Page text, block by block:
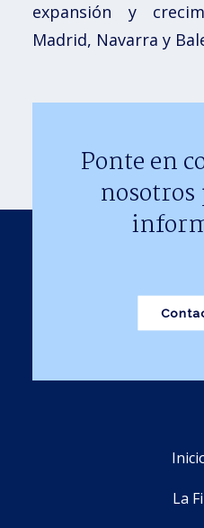
expansión y
Madrid, Navarra y
Ponte en
nosotros
La